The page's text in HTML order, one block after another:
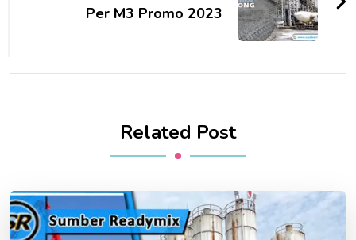
Per M3 Promo 2023
Related Post